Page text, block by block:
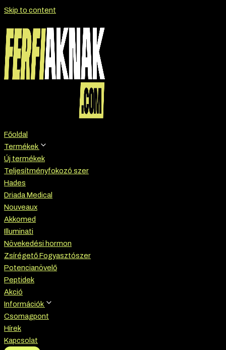
Skip to content
Főoldal
Termékek
Új termékek
Teljesítményfokozó szer
Hades
Driada Medical
Nouveaux
Akkomed
Illuminati
Növekedési hormon
Zsírégető Fogyasztószer
Potencianövelő
Peptidek
Akció
Információk
Csomagpont
Hírek
Kapcsolat